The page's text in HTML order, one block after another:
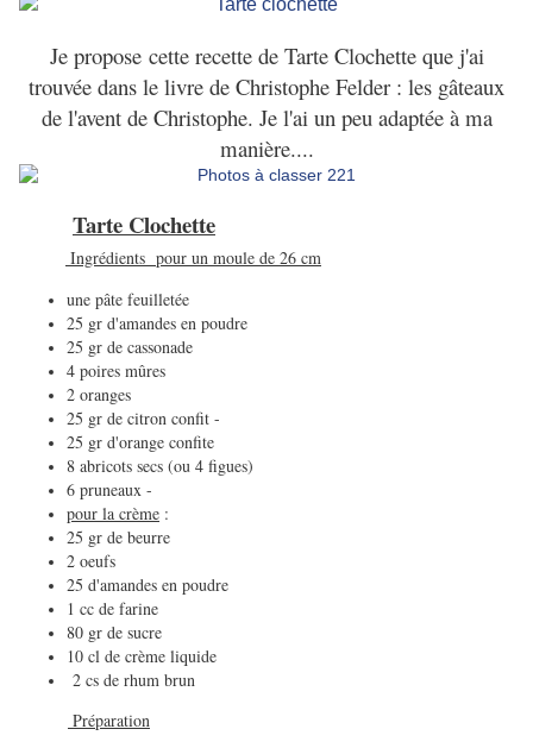
Je propose cette recette de Tarte Clochette que j'ai
trouvée dans le livre de Christophe Felder : les gâteaux
de l'avent de Christophe. Je l'ai un peu adaptée à ma
manière....
Tarte Clochette
Ingrédients pour un moule de 26 cm
une pâte feuilletée
25 gr d'amandes en poudre
25 gr de cassonade
4 poires mûres
2 oranges
25 gr de citron confit -
25 gr d'orange confite
8 abricots secs (ou 4 figues)
6 pruneaux -
pour la crème :
25 gr de beurre
2 oeufs
25 d'amandes en poudre
1 cc de farine
80 gr de sucre
10 cl de crème liquide
2 cs de rhum brun
Préparation